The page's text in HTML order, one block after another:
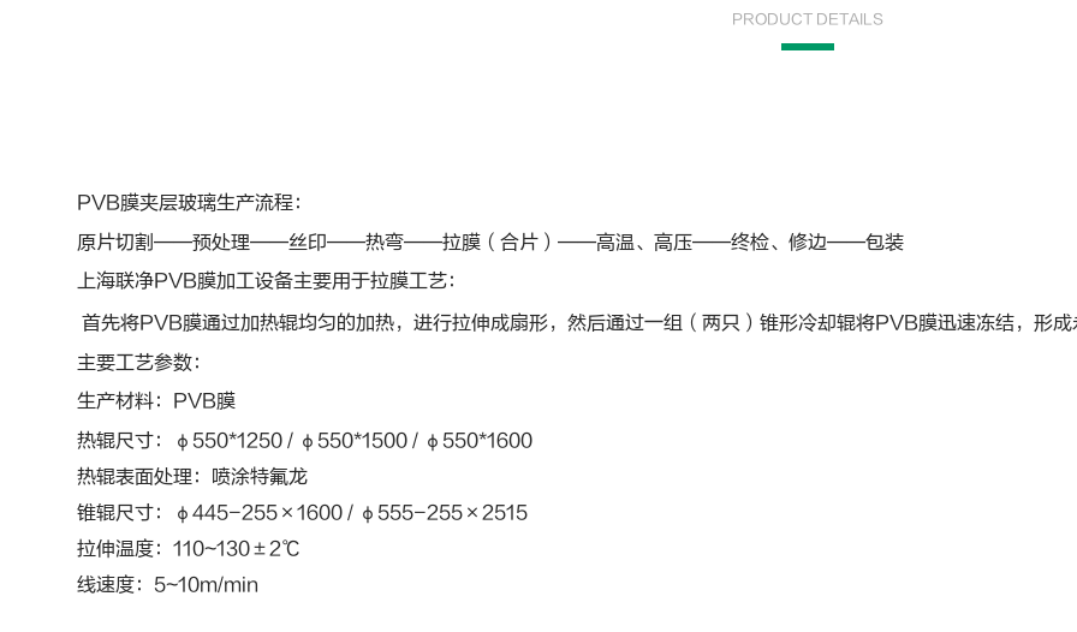
PRODUCT DETAILS
PVB膜夹层玻璃生产流程：
原片切割——预处理——丝印——热弯——拉膜（合片）——高温、高压——终检、修边——包装
上海联净PVB膜加工设备主要用于拉膜工艺：
首先将PVB膜通过加热辊均匀的加热，进行拉伸成扇形，然后通过一组（两只）锥形冷却辊将PVB膜迅速冻结，形成
主要工艺参数：
生产材料：
PVB膜
热辊尺寸：φ550*1250 / φ550*1500 / φ550*1600
热辊表面处理：喷涂特氟龙
锥辊尺寸：φ445-255×1600 / φ555-255×2515
拉伸温度：110~130±2℃
线速度：5~10m/min